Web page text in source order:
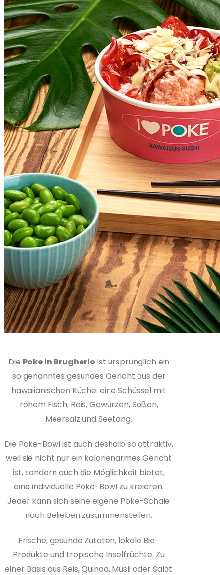
Die Poke in Brugherio ist ursprünglich ein
so genanntes gesundes Gericht aus der
hawaiianischen Küche: eine Schüssel mit
rohem Fisch, Reis, Gewürzen, Soßen,
Meersalz und Seetang.
Die Poke-Bowl ist auch deshalb so attraktiv,
weil sie nicht nur ein kalorienarmes Gericht
ist, sondern auch die Möglichkeit bietet,
eine individuelle Poke-Bowl zu kreieren.
Jeder kann sich seine eigene Poke-Schale
nach Belieben zusammenstellen.
Frische, gesunde Zutaten, lokale Bio-
Produkte und tropische Inselfrüchte. Zu
einer Basis aus Reis, Quinoa, Müsli oder Salat